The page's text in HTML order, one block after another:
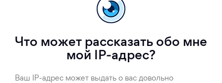
Что может рассказать обо мне
мой IP-адрес?
Ваш IP-адрес может выдать о вас довольно